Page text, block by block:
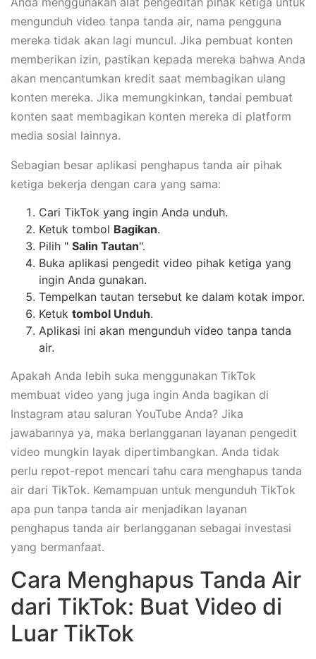
mengunduh video tanpa tanda air, nama pengguna
mereka tidak akan lagi muncul. Jika pembuat konten
memberikan izin, pastikan kepada mereka bahwa Anda
akan mencantumkan kredit saat membagikan ulang
konten mereka. Jika memungkinkan, tandai pembuat
konten saat membagikan konten mereka di platform
media sosial lainnya.
Sebagian besar aplikasi penghapus tanda air pihak
ketiga bekerja dengan cara yang sama:
Cari TikTok yang ingin Anda unduh.
Ketuk tombol Bagikan.
Pilih " Salin Tautan".
Buka aplikasi pengedit video pihak ketiga yang
ingin Anda gunakan.
Tempelkan tautan tersebut ke dalam kotak impor.
Ketuk tombol Unduh.
Aplikasi ini akan mengunduh video tanpa tanda
air.
Apakah Anda lebih suka menggunakan TikTok
membuat video yang juga ingin Anda bagikan di
Instagram atau saluran YouTube Anda? Jika
jawabannya ya, maka berlangganan layanan pengedit
video mungkin layak dipertimbangkan. Anda tidak
perlu repot-repot mencari tahu cara menghapus tanda
air dari TikTok. Kemampuan untuk mengunduh TikTok
apa pun tanpa tanda air menjadikan layanan
penghapus tanda air berlangganan sebagai investasi
yang bermanfaat.
Cara Menghapus Tanda Air
dari TikTok: Buat Video di
Luar TikTok